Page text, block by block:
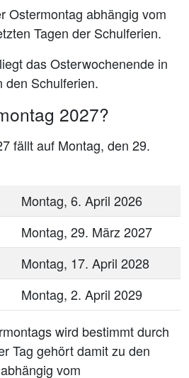
Ostermontag abhängig vom
Tagen der Schulferien.
das Osterwochenende in
den Schulferien.
2027?
fällt auf Montag, den 29.
Montag, 6. April 2026
Montag, 29. März 2027
Montag, 17. April 2028
Montag, 2. April 2029
wird bestimmt durch
Tag gehört damit zu den
vom